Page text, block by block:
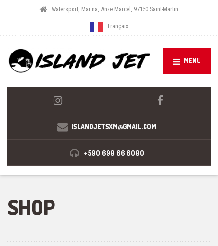
Watersport, Marina, Anse Marcel, 97150 Saint-Martin
Français
MENU
ISLANDJETSXM@GMAIL.COM
+590 690 66 6000
SHOP